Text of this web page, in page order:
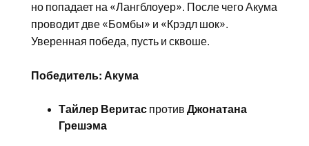
но попадает на «Лангблоуер». После чего Акума
проводит две «Бомбы» и «Крэдл шок».
Уверенная победа, пусть и сквоше.
Победитель: Акума
Тайлер Веритаспротив Джонатана
Грешэма